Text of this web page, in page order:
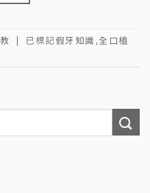
| 已標記假牙知識 ,全口植